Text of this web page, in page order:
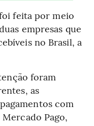
feita por meio
empresas que
no Brasil, a
foram
as
com
Pago,